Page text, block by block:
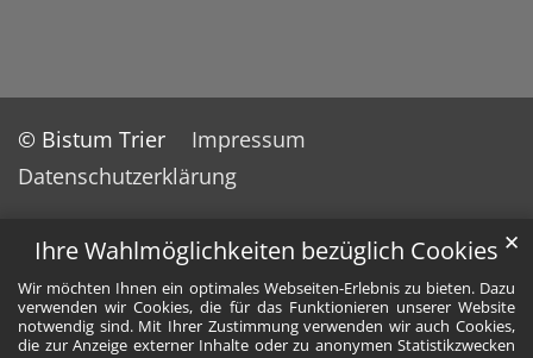
Ihre Wahlmöglichkeiten bezüglich Cookies
Wir möchten Ihnen ein optimales Webseiten-Erlebnis zu bieten. Dazu
verwenden wir Cookies, die für das Funktionieren unserer Website
notwendig sind. Mit Ihrer Zustimmung verwenden wir auch Cookies,
die zur Anzeige externer Inhalte oder zu anonymen Statistikzwecken
✕
© Bistum Trier
Impressum
Datenschutzerklärung